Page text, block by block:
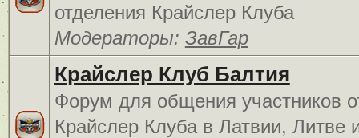
отделения Крайслер Клуба
Модераторы: ЗавГар
Крайслер Клуб Балтия
Форум для общения участников
Крайслер Клуба в Латвии, Литве